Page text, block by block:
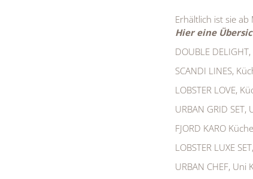
Erhältlich ist sie ab
Hier eine
DOUBLE
SCANDI LINES,
LOBSTER LOVE,
URBAN GRID
FJORD KARO
LOBSTER LUXE
URBAN CHEF,